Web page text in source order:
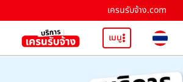
เครนรับจ้าง.com
เมนู